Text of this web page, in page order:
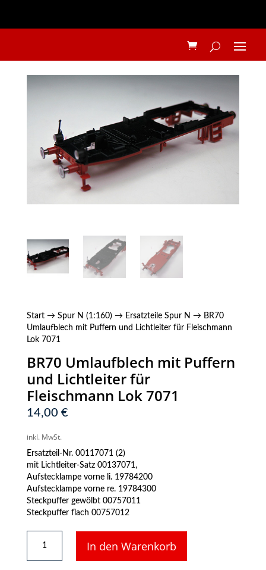
Start→ Spur N (1:160)→ Ersatzteile Spur N → BR70
Umlaufblech mit Puffern und Lichtleiter für Fleischmann
Lok 7071
BR70 Umlaufblech mit Puffern
und Lichtleiter für
Fleischmann Lok 7071
14,00 €
inkl. MwSt.
Ersatzteil-Nr. 00117071 (2)
mit Lichtleiter-Satz 00137071,
Aufstecklampe vorne li. 19784200
Aufstecklampe vorne re. 19784300
Steckpuffer gewölbt 00757011
Steckpuffer flach 00757012
Umlaufblech
mit
In den Warenkorb